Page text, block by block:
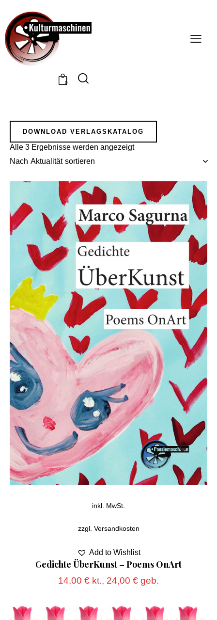
0
DOWNLOAD VERLAGSKATALOG
Alle 3 Ergebnisse werden angezeigt
Gedichte ÜberKunst – Poems OnArt
14,00 € kt., 24,00 € geb.
inkl. MwSt.
zzgl. Versandkosten
Add to Wishlist